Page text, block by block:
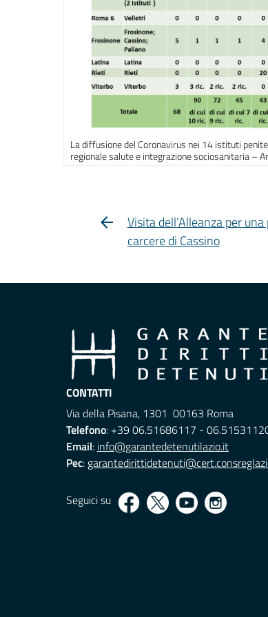
La diffusione del Coronavirus nei 14 istituti
regionale salute e integrazione sociosanitaria –
Visita dell’Alleanza per
carcere di Cassino
CONTATTI
Via della Pisana, 1301 00163 Roma
Telefono: +39 06.51686117 -
Email: info@garantedetenutilazio.it
Pec:
Seguici su